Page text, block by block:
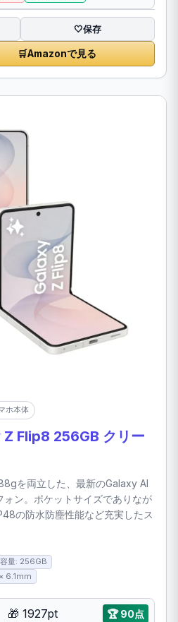
🤍保存
🛒Amazonで見る
ホ本体
Flip8 256GB クリー
を両立した、最新のGalaxy AI
ン。ポケットサイズでありなが
の防水防塵性能など充実したス
容量: 256GB
6.1mm
🎁 1927pt 🏆 90点